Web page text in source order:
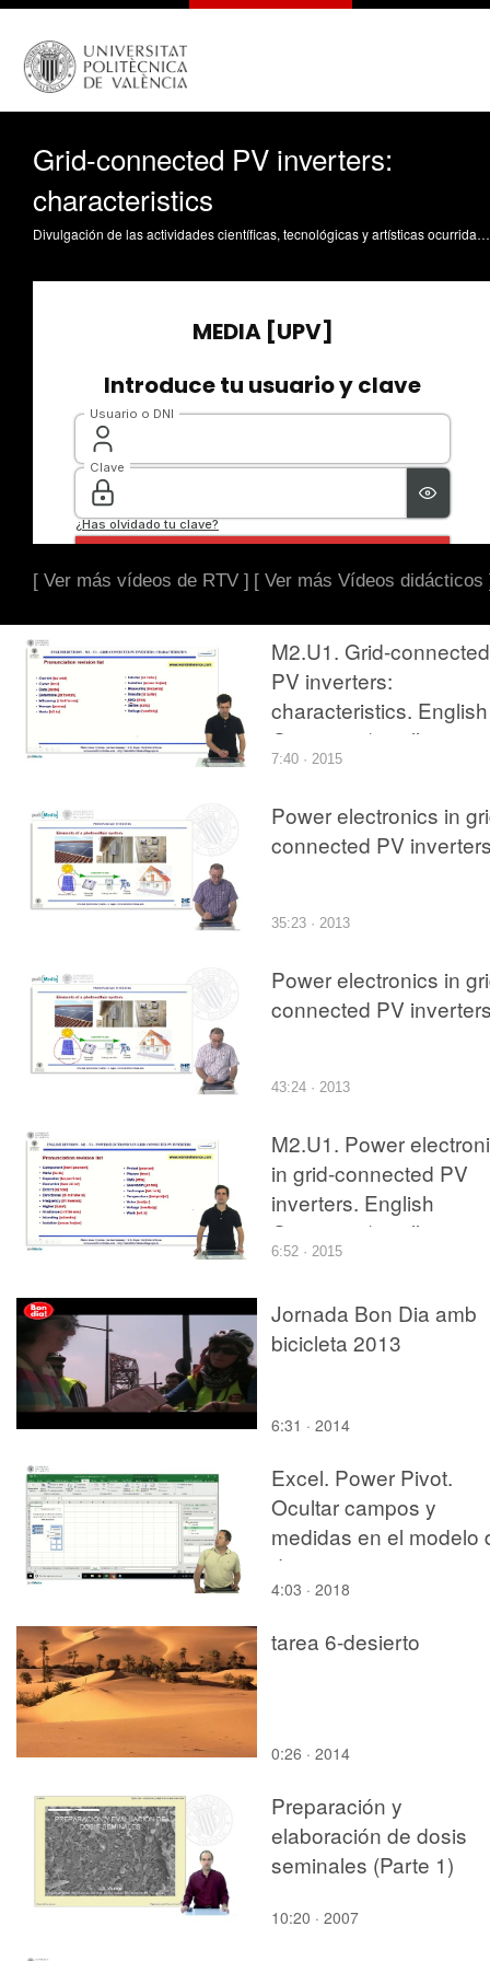
Grid-connected PV inverters:
characteristics
Divulgación de las actividades científicas, tecnológicas y artísticas ocurridas en los tres campus de la UPV
[ Ver más vídeos de RTV ] [ Ver más Vídeos didácticos
M2.U1. Grid-connected
PV inverters:
characteristics. English
Grammar / spelling
revision
7:40 · 2015
Power electronics in
connected PV
35:23 · 2013
Power electronics in
connected PV
43:24 · 2013
M2.U1. Power
in grid-connected PV
inverters. English
Grammar / spelling
revision
6:52 · 2015
Jornada Bon Dia amb
bicicleta 2013
6:31 · 2014
Excel. Power Pivot.
Ocultar campos y
medidas en el modelo
datos
4:03 · 2018
tarea 6-desierto
0:26 · 2014
Preparación y
elaboración de dosis
seminales (Parte 1)
10:20 · 2007